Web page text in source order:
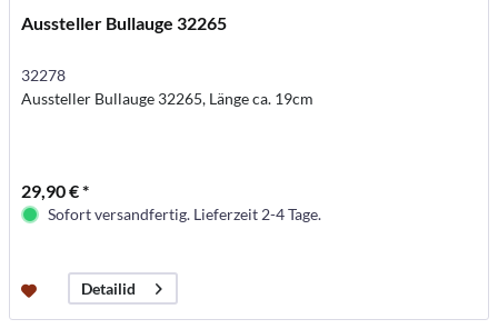
Aussteller Bullauge 32265
32278
Aussteller Bullauge 32265, Länge ca. 19cm
29,90 € *
Sofort versandfertig. Lieferzeit 2-4 Tage.
Detailid